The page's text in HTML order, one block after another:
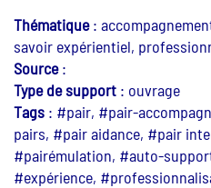
Thématique:
savoir expérientiel,
Source:
Type de support : ouvrage
Tags : #pair, #pair-
pairs, #pair aidance, #pair
#pairémulation, #auto-
#expérience,